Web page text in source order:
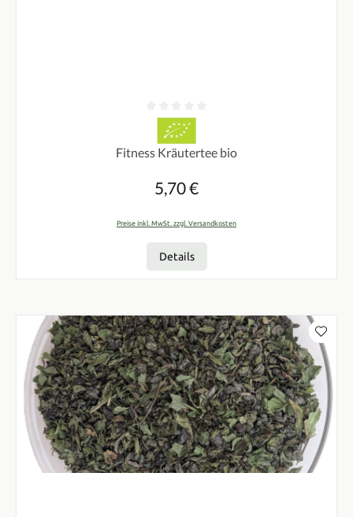
Durchschnittliche Bewertung von 0 von 5 Sternen
Fitness Kräutertee bio
Regulärer Preis:
5,70 €
Preise inkl. MwSt. zzgl. Versandkosten
Details